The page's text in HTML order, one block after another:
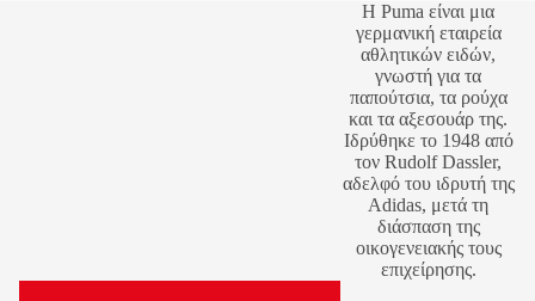
Η Puma είναι μια
γερμανική εταιρεία
αθλητικών ειδών,
γνωστή για τα
παπούτσια, τα ρούχα
και τα αξεσουάρ της.
Ιδρύθηκε το 1948 από
τον Rudolf Dassler,
αδελφό του ιδρυτή της
Adidas, μετά τη
διάσπαση της
οικογενειακής τους
επιχείρησης.